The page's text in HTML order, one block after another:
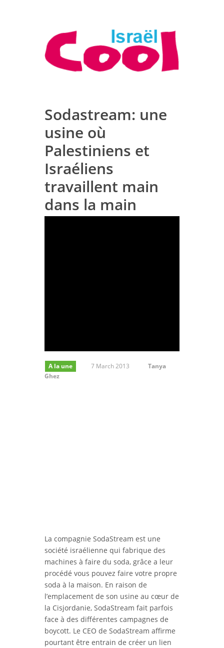
Sodastream: une
usine où
Palestiniens et
Israéliens
travaillent main
dans la main
A la une 7 March 2013
Tanya
Ghez
La compagnie SodaStream est une
société israélienne qui fabrique des
machines à faire du soda, grâce a leur
procédé vous pouvez faire votre propre
soda à la maison. En raison de
l’emplacement de son usine au cœur de
la Cisjordanie, SodaStream fait parfois
face à des différentes campagnes de
boycott. Le CEO de SodaStream affirme
pourtant être entrain de créer un lien